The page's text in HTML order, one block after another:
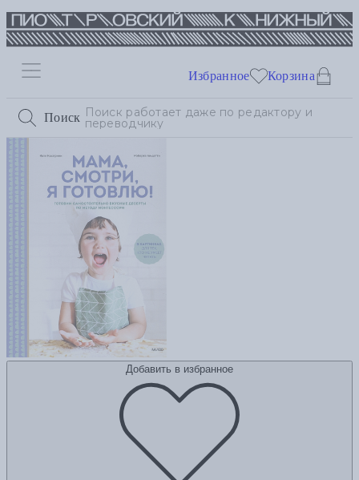
Поиск
Избранное Корзина
Добавить в избранное